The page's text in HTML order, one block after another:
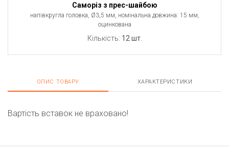
Саморіз з прес-шайбою
напівкругла головка, Ø3,5 мм, номінальна довжина: 15 мм,
оцинкована
Кількість: 12 шт.
ОПИС ТОВАРУ ХАРАКТЕРИСТИКИ
Вартість вставок не враховано!